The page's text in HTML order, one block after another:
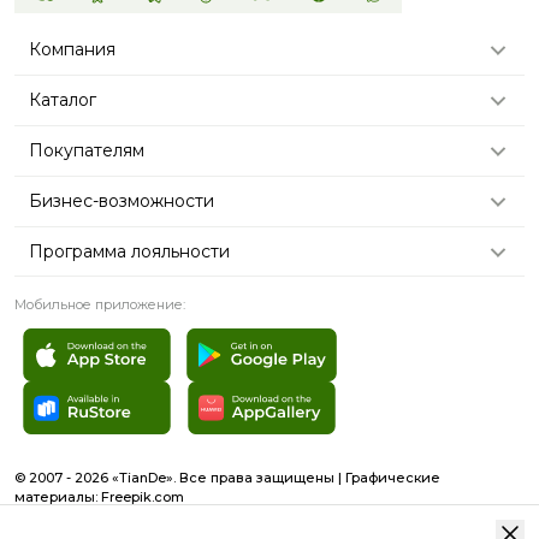
Компания
Каталог
Покупателям
Бизнес-возможности
Программа лояльности
Мобильное приложение:
© 2007 - 2026 «TianDe». Все права защищены | Графические
материалы: Freepik.com